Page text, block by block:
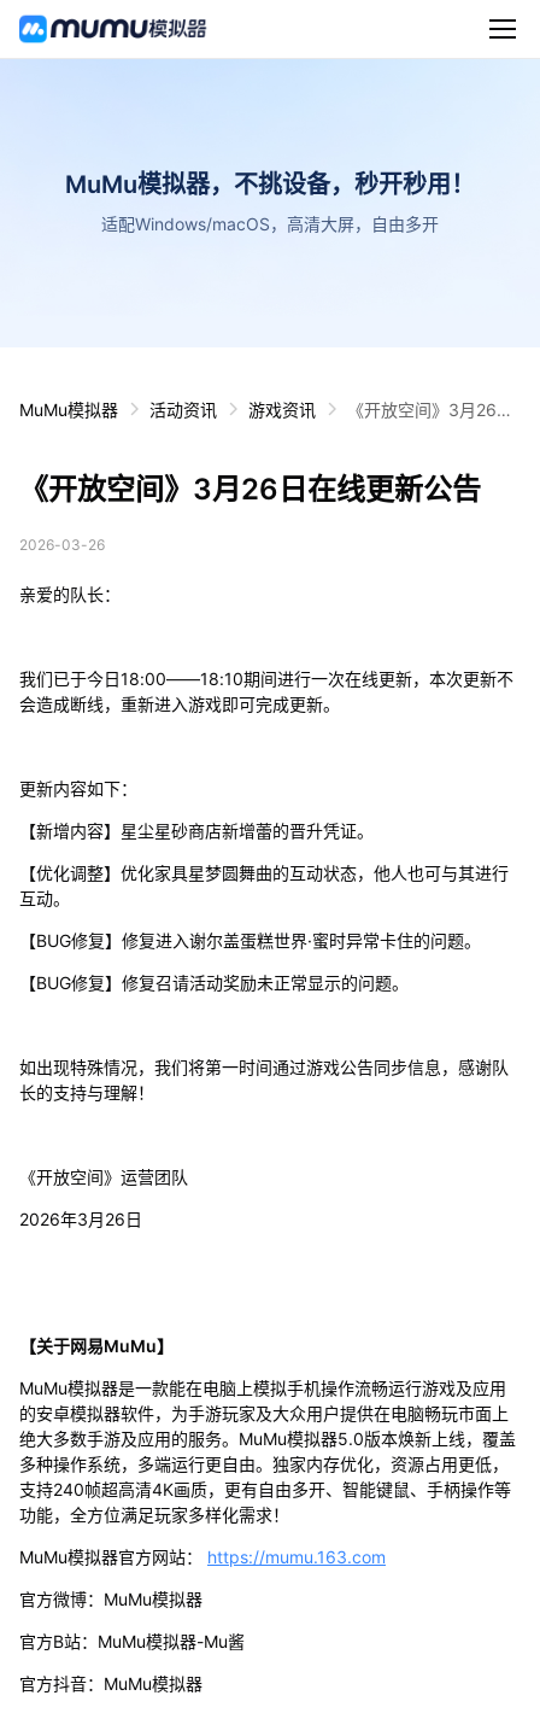
MuMu模拟器，不挑设备，秒开秒用！
适配Windows/macOS，高清大屏，自由多开
MuMu模拟器 活动资讯 游戏资讯
《开放空间》3月26日
《开放空间》3月26日在线更新公告
2026-03-26
亲爱的队长：
我们已于今日18:00——18:10期间进行一次在线更新，本次更新不
会造成断线，重新进入游戏即可完成更新。
更新内容如下：
【新增内容】星尘星砂商店新增蕾的晋升凭证。
【优化调整】优化家具星梦圆舞曲的互动状态，他人也可与其进行
互动。
【BUG修复】修复进入谢尔盖蛋糕世界·蜜时异常卡住的问题。
【BUG修复】修复召请活动奖励未正常显示的问题。
如出现特殊情况，我们将第一时间通过游戏公告同步信息，感谢队
长的支持与理解！
《开放空间》运营团队
2026年3月26日
【关于网易MuMu】
MuMu模拟器是一款能在电脑上模拟手机操作流畅运行游戏及应用
的安卓模拟器软件，为手游玩家及大众用户提供在电脑畅玩市面上
绝大多数手游及应用的服务。MuMu模拟器5.0版本焕新上线，覆盖
多种操作系统，多端运行更自由。独家内存优化，资源占用更低，
支持240帧超高清4K画质，更有自由多开、智能键鼠、手柄操作等
功能，全方位满足玩家多样化需求！
MuMu模拟器官方网站： https://mumu.163.com
官方微博：MuMu模拟器
官方B站：MuMu模拟器-Mu酱
官方抖音：MuMu模拟器